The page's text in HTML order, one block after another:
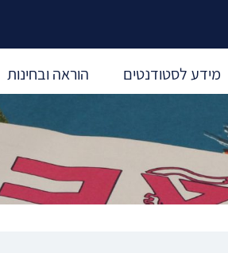
מידע לסטודנטים הוראה ובחינות